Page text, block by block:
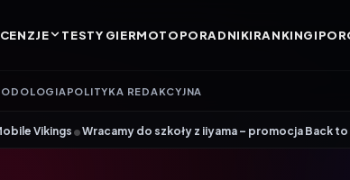
TESTY GIERMOTOPORADNIKIRANKINGI
POLITYKA REDAKCYJNA
Wracamy do szkoły z iiyama – promocja Back to School na